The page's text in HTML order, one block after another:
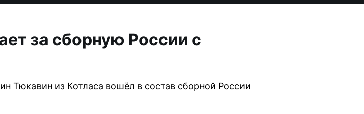
за сборную России с
Тюкавин из Котласа вошёл в состав сборной России